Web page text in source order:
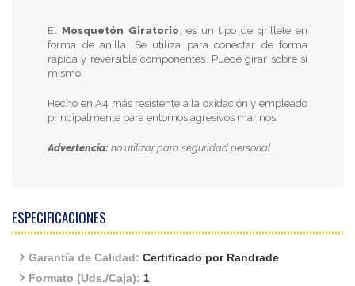
El Mosquetón Giratorio, es un tipo de grillete en
forma de anilla. Se utiliza para conectar de forma
rápida y reversible componentes. Puede girar sobre sí
mismo.
Hecho en A4 más resistente a la oxidación y empleado
principalmente para entornos agresivos marinos.
Advertencia: no utilizar para seguridad personal
ESPECIFICACIONES
Garantía de Calidad: Certificado por Randrade
Formato (Uds./Caja): 1